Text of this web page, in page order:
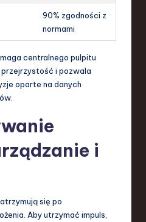
90% zgodności z
normami
centralnego pulpitu
i pozwala
oparte na danych
i
się po
Aby utrzymać impuls,